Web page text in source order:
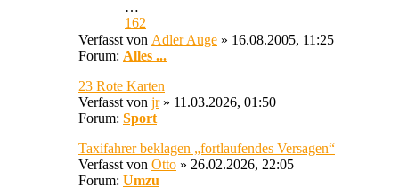
…
162
Verfasst von Adler Auge » 16.08.2005, 11:25
Forum: Alles ...
23 Rote Karten
Verfasst von jr» 11.03.2026, 01:50
Forum: Sport
Taxifahrer beklagen „fortlaufendes Versagen“
Verfasst von Otto » 26.02.2026, 22:05
Forum: Umzu